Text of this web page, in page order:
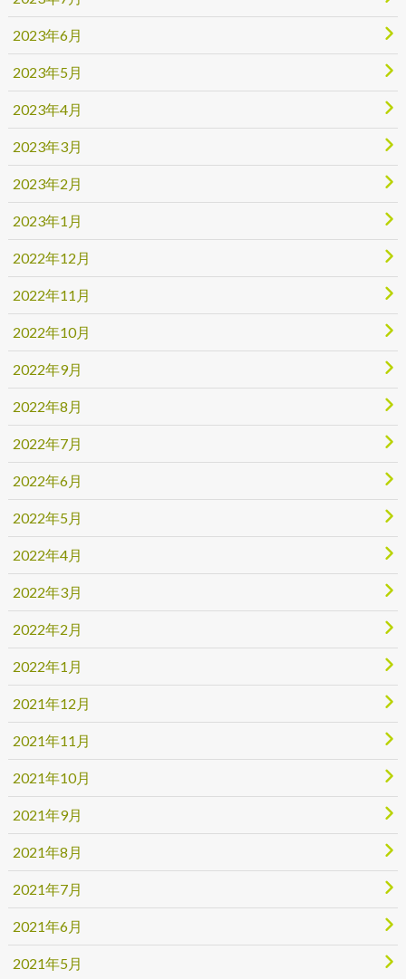
2023年6月
2023年5月
2023年4月
2023年3月
2023年2月
2023年1月
2022年12月
2022年11月
2022年10月
2022年9月
2022年8月
2022年7月
2022年6月
2022年5月
2022年4月
2022年3月
2022年2月
2022年1月
2021年12月
2021年11月
2021年10月
2021年9月
2021年8月
2021年7月
2021年6月
2021年5月